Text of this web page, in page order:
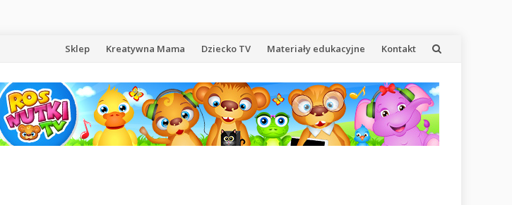
Przejdź
treści
Sklep Kreatywna Mama Dziecko TV Materiały edukacyjne Kontakt